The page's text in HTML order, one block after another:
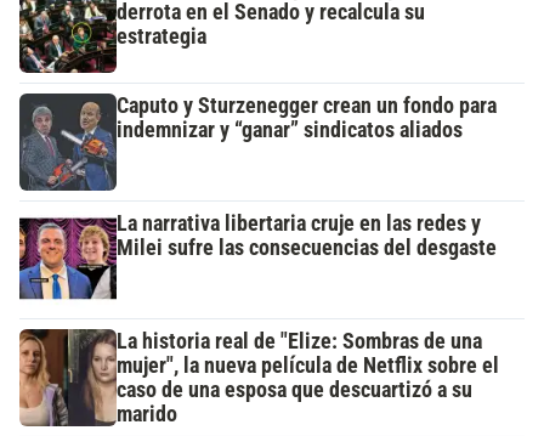
derrota en el Senado y recalcula su
estrategia
Caputo y Sturzenegger crean un fondo para
indemnizar y “ganar” sindicatos aliados
La narrativa libertaria cruje en las redes y
Milei sufre las consecuencias del desgaste
La historia real de "Elize: Sombras de una
mujer", la nueva película de Netflix sobre el
caso de una esposa que descuartizó a su
marido